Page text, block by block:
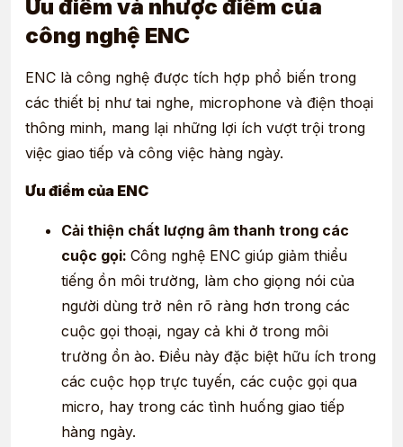
Ưu điểm và nhược điểm của
công nghệ ENC
ENC là công nghệ được tích hợp phổ biến trong
các thiết bị như tai nghe, microphone và điện thoại
thông minh, mang lại những lợi ích vượt trội trong
việc giao tiếp và công việc hàng ngày.
Ưu điểm của ENC
Cải thiện chất lượng âm thanh trong các
cuộc gọi: Công nghệ ENC giúp giảm thiểu
tiếng ồn môi trường, làm cho giọng nói của
người dùng trở nên rõ ràng hơn trong các
cuộc gọi thoại, ngay cả khi ở trong môi
trường ồn ào. Điều này đặc biệt hữu ích trong
các cuộc họp trực tuyến, các cuộc gọi qua
micro, hay trong các tình huống giao tiếp
hàng ngày.